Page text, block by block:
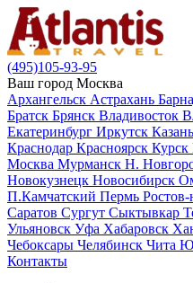
(495)105-93-95
Ваш город Москва
Архангельск Астрахань
Братск Брянск Владивосток
Екатеринбург Иркутск Казань
Краснодар Красноярск Курск
Москва Мурманск Н.
Новокузнецк Новосибирск
П.Камчатский Пермь
Саратов Сургут Сыктывкар
Ульяновск Уфа Хабаровск
Чебоксары Челябинск Чита
Контакты